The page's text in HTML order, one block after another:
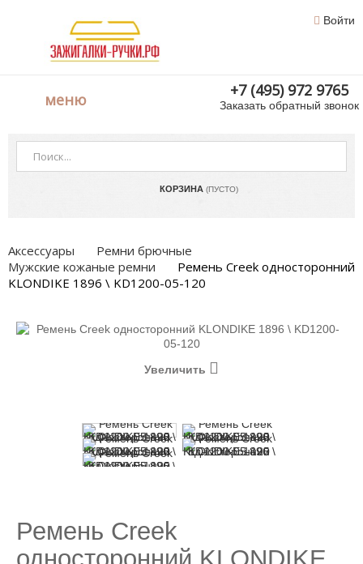
Войти
меню +7 (495) 972 9765
Заказать обратный звонок
КОРЗИНА (ПУСТО)
Аксессуары
Ремни брючные
Мужские кожаные ремни
Ремень Creek односторонний
KLONDIKE 1896 \ KD1200-05-120
Увеличить
Ремень Creek